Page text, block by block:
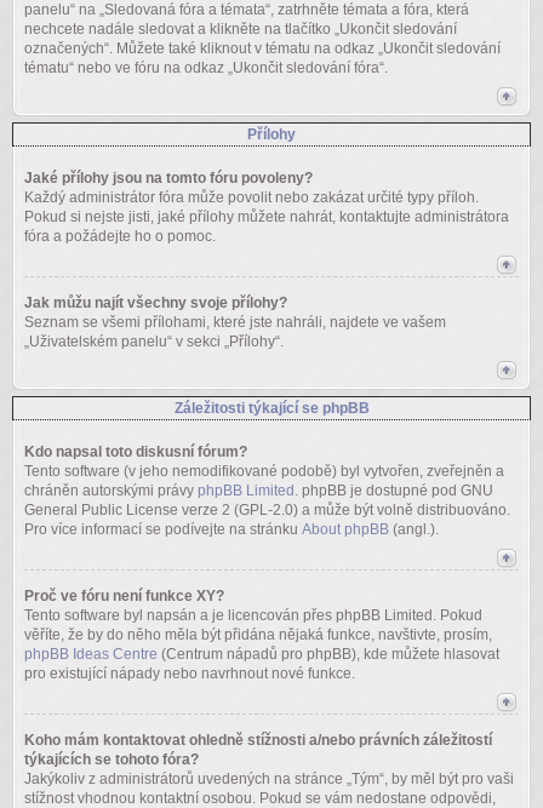
panelu“ na „Sledovaná fóra a témata“, zatrhněte témata a fóra, která
nechcete nadále sledovat a klikněte na tlačítko „Ukončit sledování
označených“. Můžete také kliknout v tématu na odkaz „Ukončit sledování
tématu“ nebo ve fóru na odkaz „Ukončit sledování fóra“.
Přílohy
Jaké přílohy jsou na tomto fóru povoleny?
Každý administrátor fóra může povolit nebo zakázat určité typy příloh.
Pokud si nejste jisti, jaké přílohy můžete nahrát, kontaktujte administrátora
fóra a požádejte ho o pomoc.
Jak můžu najít všechny svoje přílohy?
Seznam se všemi přílohami, které jste nahráli, najdete ve vašem
„Uživatelském panelu“ v sekci „Přílohy“.
Záležitosti týkající se phpBB
Kdo napsal toto diskusní fórum?
Tento software (v jeho nemodifikované podobě) byl vytvořen, zveřejněn a
chráněn autorskými právy phpBB Limited . phpBB je dostupné pod GNU
General Public License verze 2 (GPL-2.0) a může být volně distribuováno.
Pro více informací se podívejte na stránku About phpBB (angl.).
Proč ve fóru není funkce XY?
Tento software byl napsán a je licencován přes phpBB Limited. Pokud
věříte, že by do něho měla být přidána nějaká funkce, navštivte, prosím,
phpBB Ideas Centre (Centrum nápadů pro phpBB), kde můžete hlasovat
pro existující nápady nebo navrhnout nové funkce.
Koho mám kontaktovat ohledně stížnosti a/nebo právních záležitostí
týkajících se tohoto fóra?
Jakýkoliv z administrátorů uvedených na stránce „Tým“, by měl být pro vaši
stížnost vhodnou kontaktní osobou. Pokud se vám nedostane odpovědi,